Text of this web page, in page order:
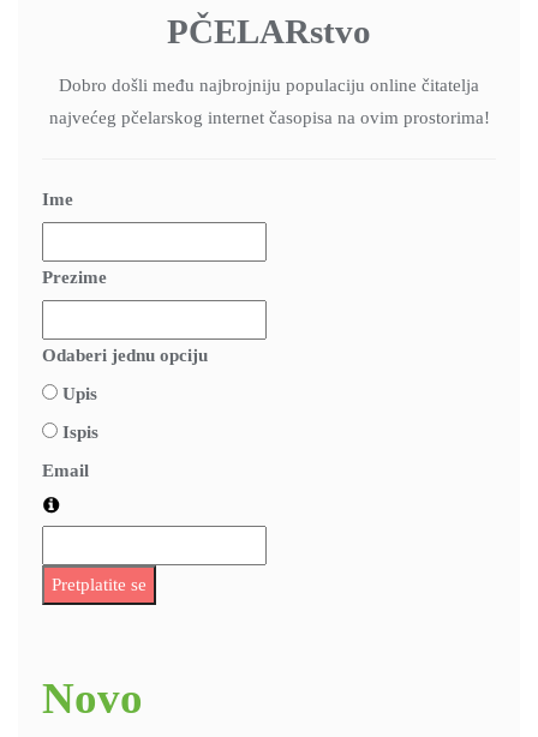
PČELARstvo
Dobro došli među najbrojniju populaciju online čitatelja
najvećeg pčelarskog internet časopisa na ovim prostorima!
Ime
Prezime
Odaberi jednu opciju
Upis
Ispis
Email
Pretplatite se
Novo